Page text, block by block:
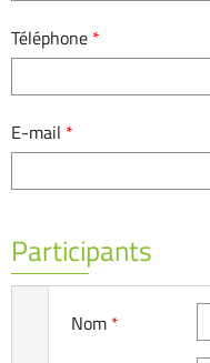
Téléphone *
E-mail *
Participants
Nom *